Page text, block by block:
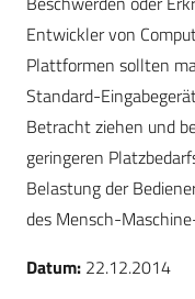
Entwickler von
Plattformen sollten
Standard-
Betracht ziehen und
geringeren
Belastung der
des Mensch-
Datum: 22.12.2014